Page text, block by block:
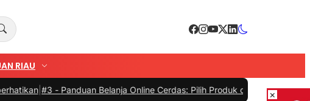
RIAU
Belanja Online Cerdas: Pilih Produk dengan Bijak dan Hindari
×